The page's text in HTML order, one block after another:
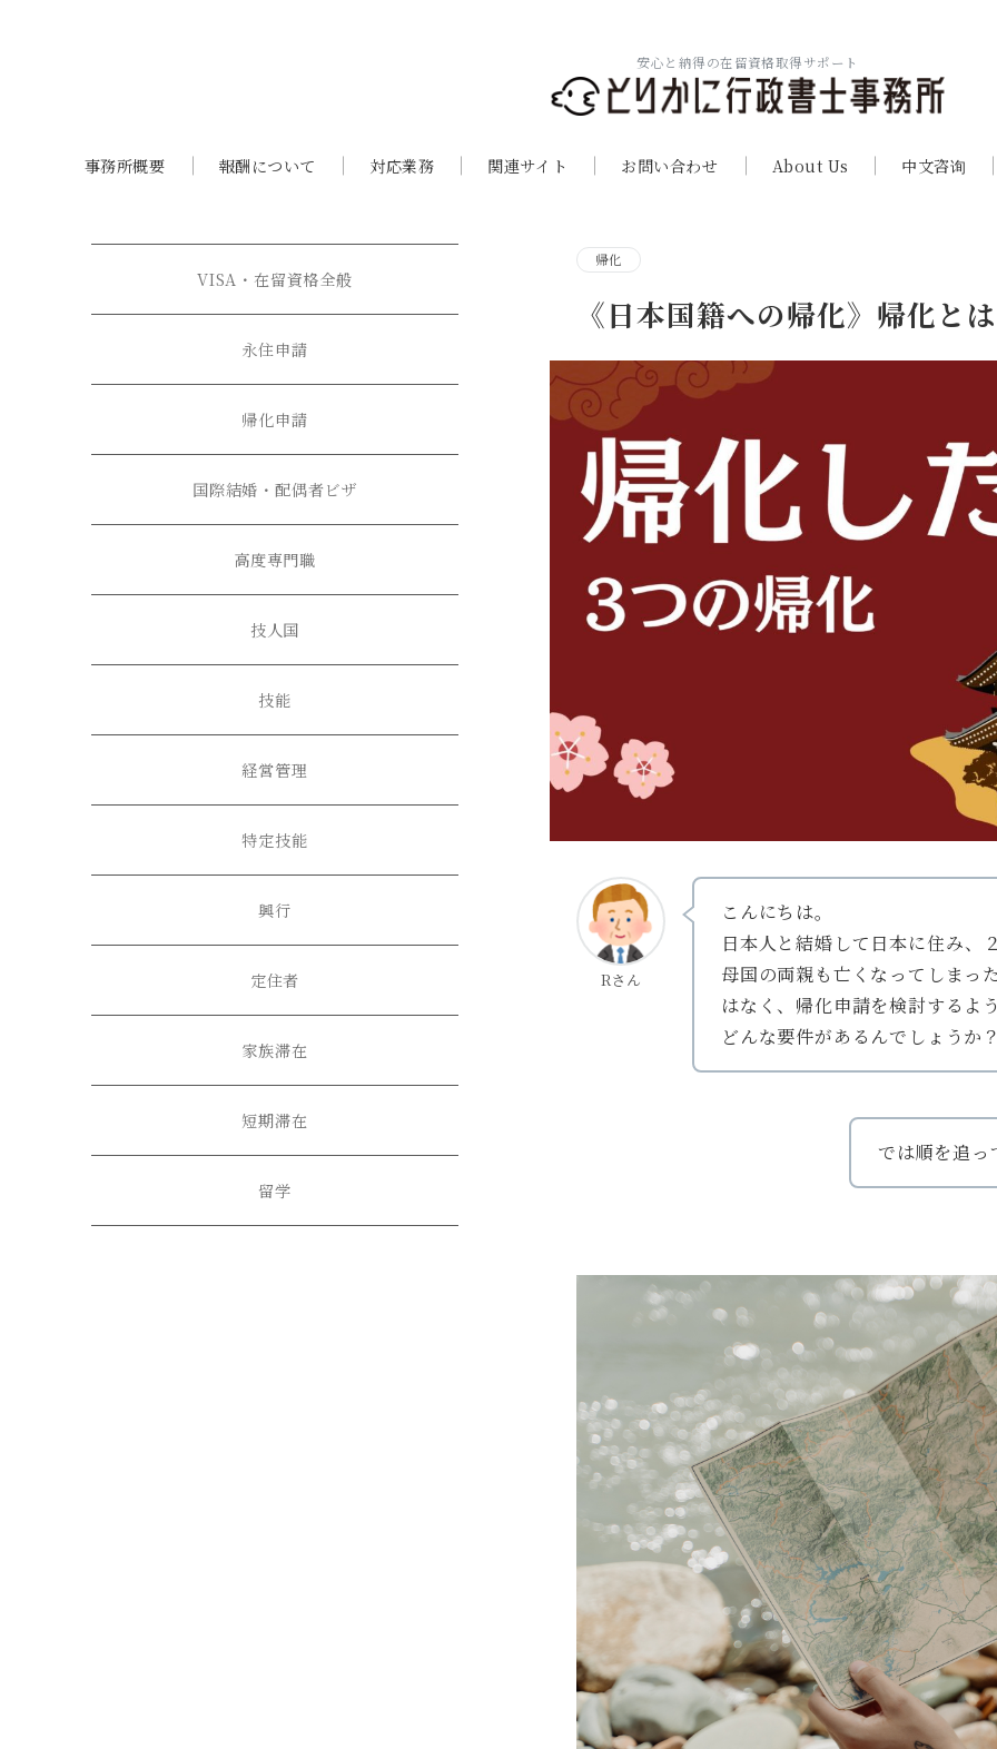
安心と納得の在留資格取得サポート
事務所概要 報酬について 対応業務 関連サイト お問い合わせ About Us 中文咨询
帰化
《日本国籍への帰化》帰化と
Rさん
こんにちは。
日本人と結婚して日本に住み、
母国の両親も亡くなってしまっ
はなく、帰化申請を検討するよ
どんな要件があるんでしょうか
では順を追っ
VISA・在留資格全般
永住申請
帰化申請
国際結婚・配偶者ビザ
高度専門職
技人国
技能
経営管理
特定技能
興行
定住者
家族滞在
短期滞在
留学